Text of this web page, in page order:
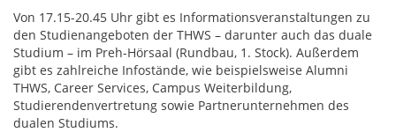
Von 17.15-20.45 Uhr gibt es Informationsveranstaltungen zu
den Studienangeboten der THWS – darunter auch das duale
Studium – im Preh-Hörsaal (Rundbau, 1. Stock). Außerdem
gibt es zahlreiche Infostände, wie beispielsweise Alumni
THWS, Career Services, Campus Weiterbildung,
Studierendenvertretung sowie Partnerunternehmen des
dualen Studiums.